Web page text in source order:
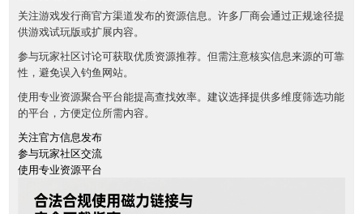
关注游戏发行商官方渠道发布的资源信息。许多厂商会通过正规途径提
供游戏试玩版或扩展内容。
参与玩家社区讨论可获取优质资源推荐。但需注意核实信息来源的可靠
性，避免误入钓鱼网站。
使用专业资源聚合平台能提高查找效率。建议选择提供多维度筛选功能
的平台，方便定位所需内容。
关注官方信息发布
参与玩家社区交流
使用专业资源平台